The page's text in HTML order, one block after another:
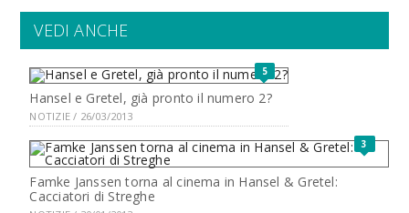
VEDI ANCHE
5
Hansel e Gretel, già pronto il numero 2?
NOTIZIE / 26/03/2013
3
Famke Janssen torna al cinema in Hansel & Gretel:
Cacciatori di Streghe